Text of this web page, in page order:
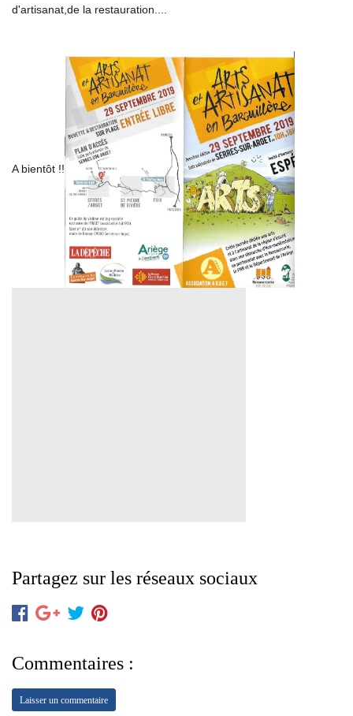
d'artisanat,de la restauration....
A bientôt !!
Partagez sur les réseaux sociaux
Commentaires :
Laisser un commentaire